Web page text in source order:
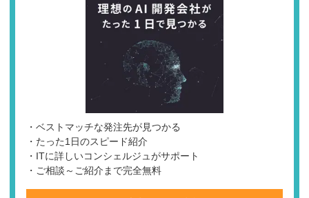
・ベストマッチな発注先が見つかる
・たった1日のスピード紹介
・ITに詳しいコンシェルジュがサポート
・ご相談～ご紹介まで完全無料